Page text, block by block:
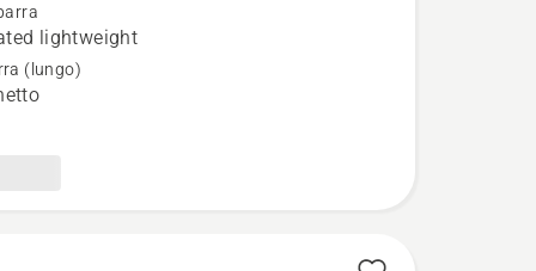
lightweight
(lungo)